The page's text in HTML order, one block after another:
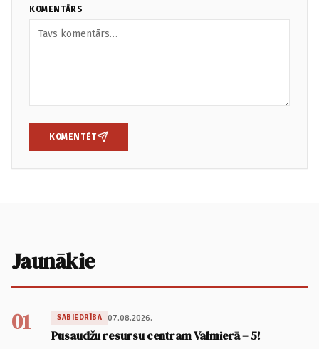
KOMENTĀRS
KOMENTĒT
Jaunākie
01 SABIEDRĪBA 07.08.2026.
Pusaudžu resursu centram Valmierā – 5!